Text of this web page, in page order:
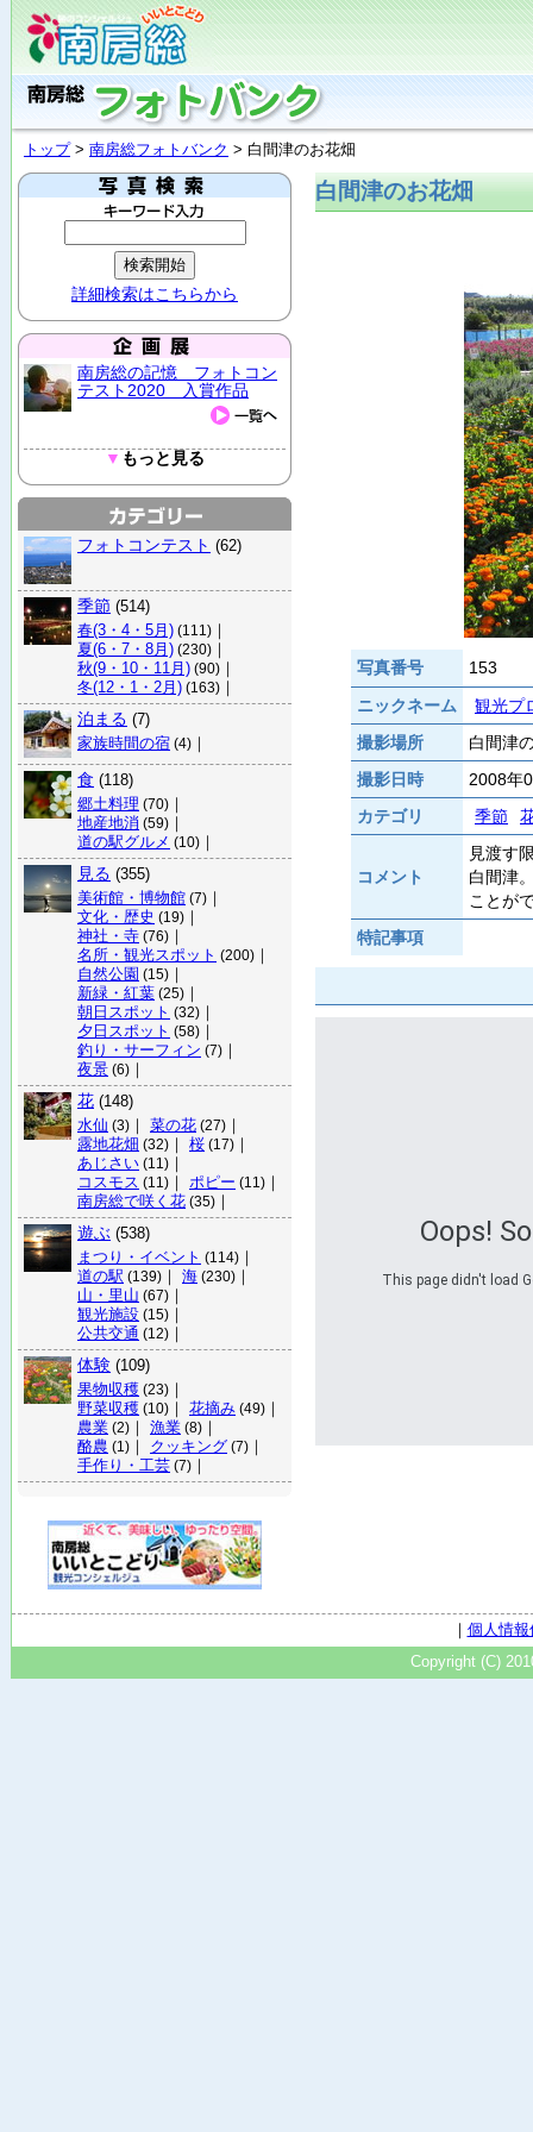
トップ> 南房総フォトバンク > 白間津のお花畑
詳細検索はこちらから
南房総の記憶 フォトコン
テスト2020 入賞作品
▼ もっと見る
フォトコンテスト (62)
季節 (514)
春(3・4・5月) (111) ｜
夏(6・7・8月) (230) ｜
秋(9・10・11月) (90) ｜
冬(12・1・2月) (163) ｜
泊まる (7)
家族時間の宿 (4) ｜
食 (118)
郷土料理 (70) ｜
地産地消 (59) ｜
道の駅グルメ (10) ｜
見る (355)
美術館・博物館 (7) ｜
文化・歴史 (19) ｜
神社・寺 (76) ｜
名所・観光スポット (200) ｜
自然公園 (15) ｜
新緑・紅葉 (25) ｜
朝日スポット (32) ｜
夕日スポット (58) ｜
釣り・サーフィン (7) ｜
夜景 (6) ｜
花 (148)
水仙 (3) ｜ 菜の花 (27) ｜
露地花畑 (32) ｜ 桜 (17) ｜
あじさい (11) ｜
コスモス (11) ｜ ポピー (11) ｜
南房総で咲く花 (35) ｜
遊ぶ (538)
まつり・イベント (114) ｜
道の駅 (139) ｜ 海 (230) ｜
山・里山 (67) ｜
観光施設 (15) ｜
公共交通 (12) ｜
体験 (109)
果物収穫 (23) ｜
野菜収穫 (10) ｜ 花摘み (49) ｜
農業 (2) ｜ 漁業 (8) ｜
酪農 (1) ｜ クッキング (7) ｜
手作り・工芸 (7) ｜
白間津のお花畑
写真番号
153
ニックネーム
観光プ
撮影場所
白間津
撮影日時
2008年
カテゴリ
季節
コメント
見渡す
白間津
ことが
特記事項
Oops!
This page didn't load
｜ 個人情
Copyright (C)